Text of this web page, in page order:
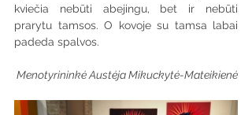
kviečia nebūti abejingu, bet ir nebūti
prarytu tamsos. O kovoje su tamsa labai
padeda spalvos.
Menotyrininkė Austėja Mikuckytė-Mateikienė